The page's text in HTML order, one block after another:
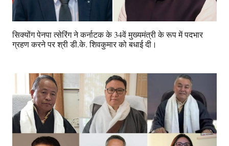
सिक्योंग पेनपा त्सेरिंग ने कर्नाटक के 34वें मुख्यमंत्री के रूप में पदभार
ग्रहण करने पर श्री डी.के. शिवकुमार को बधाई दी।